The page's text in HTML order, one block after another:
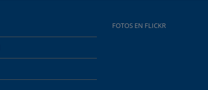
FOTOS EN FLICKR